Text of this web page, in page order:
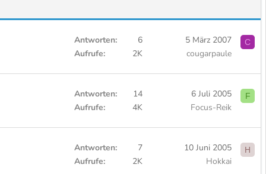
Antworten
6
Aufrufe
2K
5 März 2007
cougarpaule
C
Antworten
14
Aufrufe
4K
6 Juli 2005
Focus-Reik
F
Antworten
7
Aufrufe
2K
10 Juni 2005
Hokkai
H